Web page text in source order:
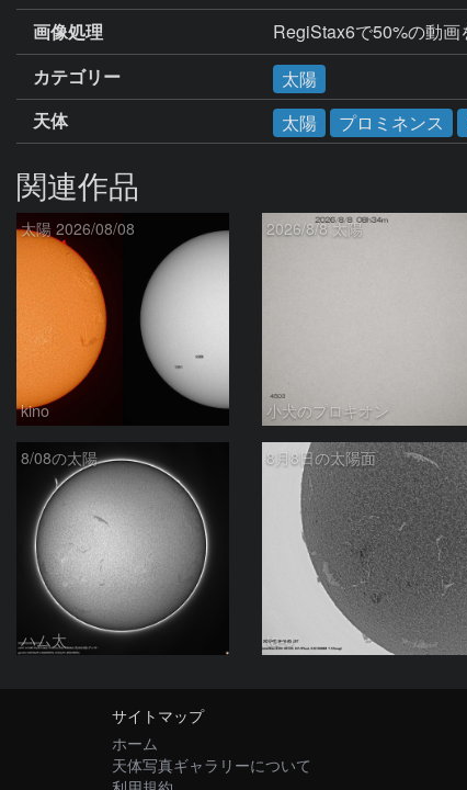
画像処理
カテゴリー
太陽
天体
太陽 プロミネンス
関連作品
太陽 2026/08/08
kino
2026/8/8 太陽
小犬のプロキオン
8/08の太陽
ハム太
8月8日の太陽面
ta-o
サイトマップ
ホーム
天体写真ギャラリーについて